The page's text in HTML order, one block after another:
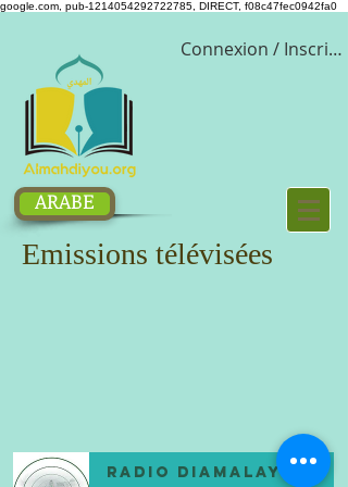
google.com, pub-1214054292722785, DIRECT, f08c47fec0942fa0
Connexion /
ARABE
Emissions télévisées